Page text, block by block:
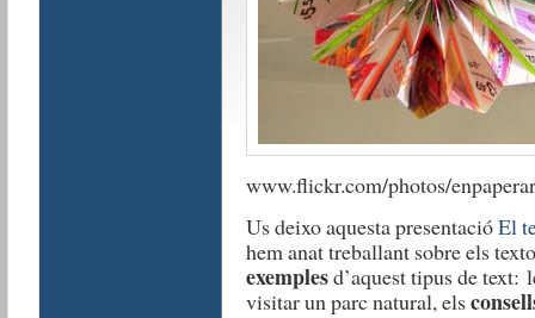
www.flickr.com/photos/
Us deixo aquesta presentacióEl
hem anat treballant sobre els
exemplesd’aquest tipus de text:
visitar un parc natural, els